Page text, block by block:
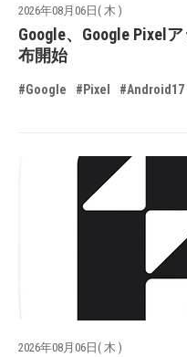
2026年08月06日( 木 )
Google、Google Pixel
布開始
#Google #Pixel #Android17
2026年08月06日( 木 )